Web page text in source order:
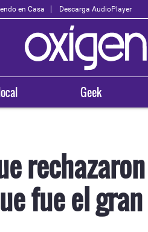
en Casa Descarga AudioPlayer
Geek
fue el OXÍGENO EN TU
Arequipa